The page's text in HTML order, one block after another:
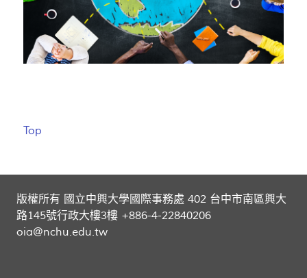
Top
版權所有 國立中興大學國際事務處 402 台中市南區興大
路145號行政大樓3樓 +886-4-22840206
oia@nchu.edu.tw